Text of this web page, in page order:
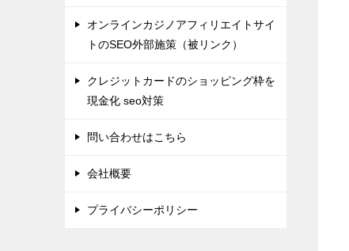
オンラインカジノアフィリエイトサイ
トのSEO外部施策（被リンク）
クレジットカードのショッピング枠を
現金化 seo対策
問い合わせはこちら
会社概要
プライバシーポリシー